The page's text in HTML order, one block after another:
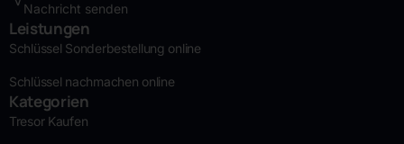
Nachricht senden
Leistungen
Schlüssel Sonderbestellung online
Schlüssel nachmachen online
Kategorien
Tresor Kaufen